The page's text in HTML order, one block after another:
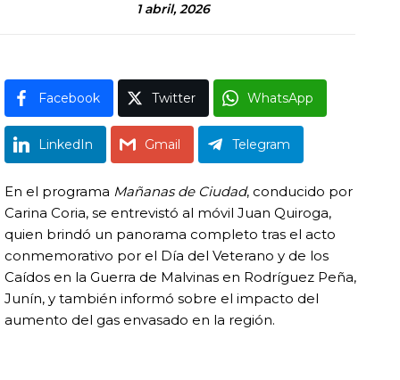
1 abril, 2026
Facebook Twitter WhatsApp
LinkedIn Gmail Telegram
En el programa Mañanas de Ciudad, conducido por
Carina Coria, se entrevistó al móvil Juan Quiroga,
quien brindó un panorama completo tras el acto
conmemorativo por el Día del Veterano y de los
Caídos en la Guerra de Malvinas en Rodríguez Peña,
Junín, y también informó sobre el impacto del
aumento del gas envasado en la región.